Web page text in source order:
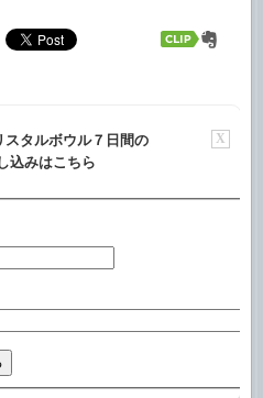
X
タルボウル７日間の
込みはこちら